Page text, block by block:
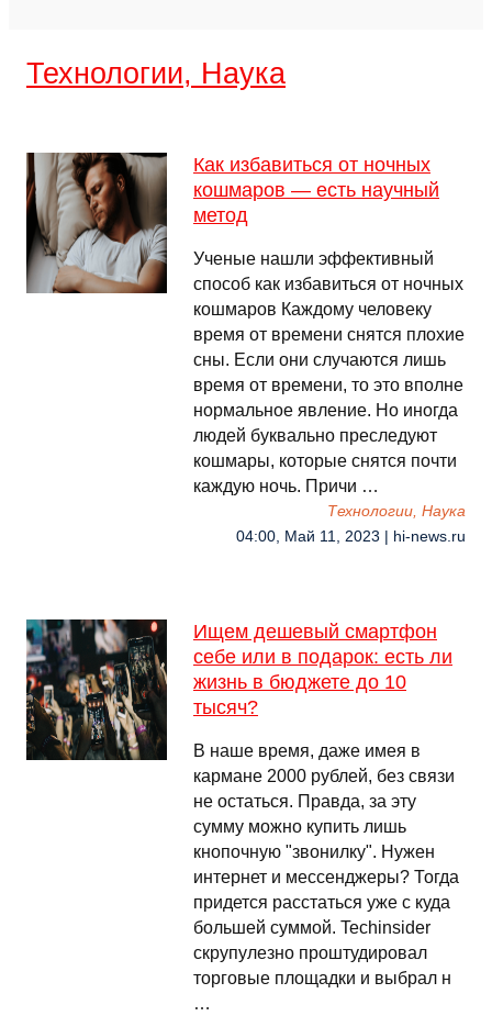
Технологии, Наука
Как избавиться от ночных
кошмаров — есть научный
метод
Ученые нашли эффективный
способ как избавиться от ночных
кошмаров Каждому человеку
время от времени снятся плохие
сны. Если они случаются лишь
время от времени, то это вполне
нормальное явление. Но иногда
людей буквально преследуют
кошмары, которые снятся почти
каждую ночь. Причи …
Технологии, Наука
04:00, Май 11, 2023 | hi-news.ru
Ищем дешевый смартфон
себе или в подарок: есть ли
жизнь в бюджете до 10
тысяч?
В наше время, даже имея в
кармане 2000 рублей, без связи
не остаться. Правда, за эту
сумму можно купить лишь
кнопочную "звонилку". Нужен
интернет и мессенджеры? Тогда
придется расстаться уже с куда
большей суммой. Techinsider
скрупулезно проштудировал
торговые площадки и выбрал н
…